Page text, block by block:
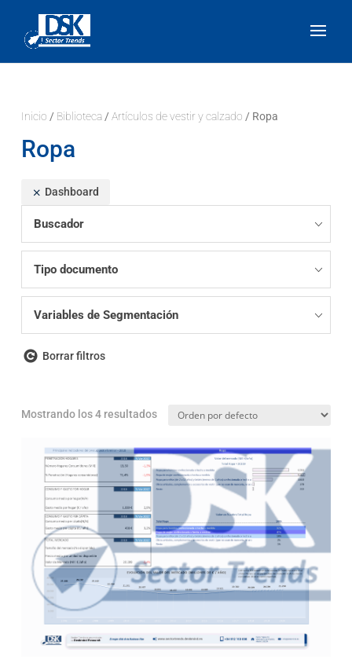
Inicio / Biblioteca/ Artículos de vestir y calzado / Ropa
Ropa
Dashboard
Buscador
Tipo documento
Variables de Segmentación
Borrar filtros
Mostrando los 4 resultados